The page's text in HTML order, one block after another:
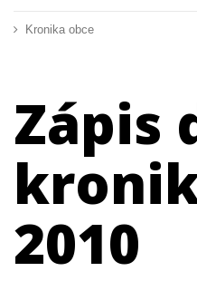
Kronika obce
Zápis
2010